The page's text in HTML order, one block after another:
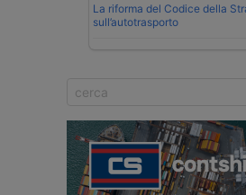
La riforma del Codice della
sull’autotrasporto